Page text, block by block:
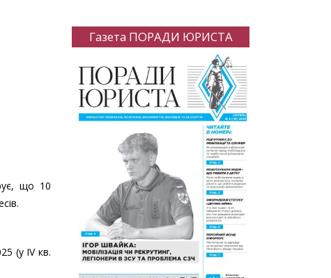
що 10
(у IV кв.
Газета ПОРАДИ ЮРИСТА